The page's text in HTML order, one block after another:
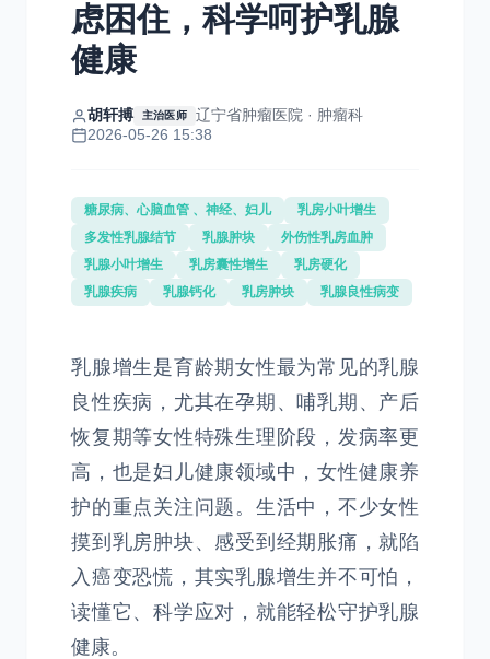
虑困住，科学呵护乳腺
健康
胡轩搏 主治医师
辽宁省肿瘤医院 · 肿瘤科
2026-05-26 15:38
糖尿病、心脑血管 、神经、妇儿
乳房小叶增生
多发性乳腺结节
乳腺肿块
外伤性乳房血肿
乳腺小叶增生
乳房囊性增生
乳房硬化
乳腺疾病
乳腺钙化 乳房肿块 乳腺良性病变
乳腺增生是育龄期女性最为常见的乳腺
良性疾病，尤其在孕期、哺乳期、产后
恢复期等女性特殊生理阶段，发病率更
高，也是妇儿健康领域中，女性健康养
护的重点关注问题。生活中，不少女性
摸到乳房肿块、感受到经期胀痛，就陷
入癌变恐慌，其实乳腺增生并不可怕，
读懂它、科学应对，就能轻松守护乳腺
健康。